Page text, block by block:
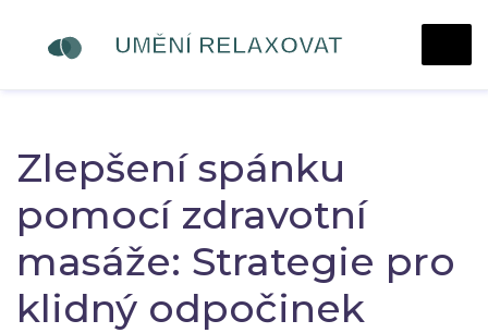
Zlepšení spánku
pomocí zdravotní
masáže: Strategie pro
klidný odpočinek